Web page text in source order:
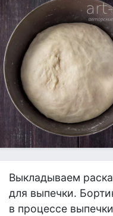
Выкладываем
для выпечки.
в процессе